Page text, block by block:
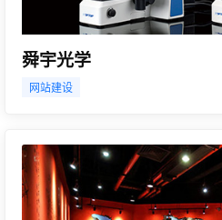
舜宇光学
网站建设